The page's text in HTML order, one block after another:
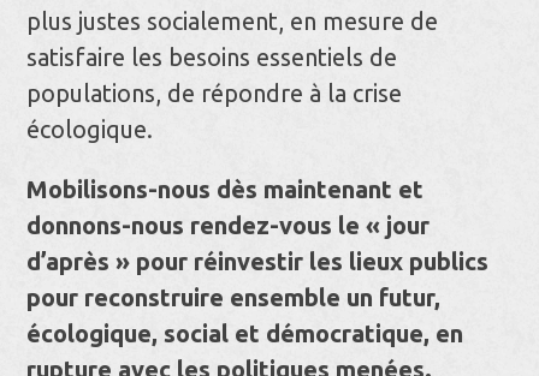
plus justes socialement, en mesure de
satisfaire les besoins essentiels de
populations, de répondre à la crise
écologique.
Mobilisons-nous dès maintenant et
donnons-nous rendez-vous le « jour
d’après » pour réinvestir les lieux publics
pour reconstruire ensemble un futur,
écologique, social et démocratique, en
rupture avec les politiques menées.